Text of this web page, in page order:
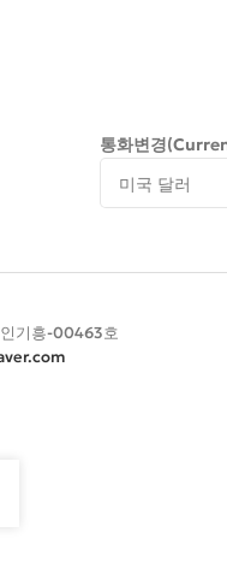
통화변경
기흥-00463호